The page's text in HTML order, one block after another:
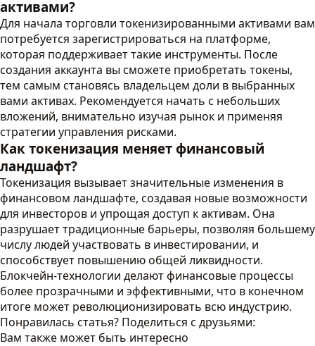
активами?
Для начала торговли токенизированными активами вам
потребуется зарегистрироваться на платформе,
которая поддерживает такие инструменты. После
создания аккаунта вы сможете приобретать токены,
тем самым становясь владельцем доли в выбранных
вами активах. Рекомендуется начать с небольших
вложений, внимательно изучая рынок и применяя
стратегии управления рисками.
Как токенизация меняет финансовый
ландшафт?
Токенизация вызывает значительные изменения в
финансовом ландшафте, создавая новые возможности
для инвесторов и упрощая доступ к активам. Она
разрушает традиционные барьеры, позволяя большему
числу людей участвовать в инвестировании, и
способствует повышению общей ликвидности.
Блокчейн-технологии делают финансовые процессы
более прозрачными и эффективными, что в конечном
итоге может революционизировать всю индустрию.
Понравилась статья? Поделиться с друзьями:
Вам также может быть интересно